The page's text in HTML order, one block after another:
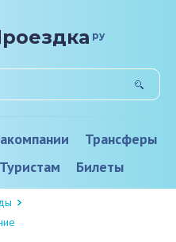
ру
Трансферы
Туристам Билеты